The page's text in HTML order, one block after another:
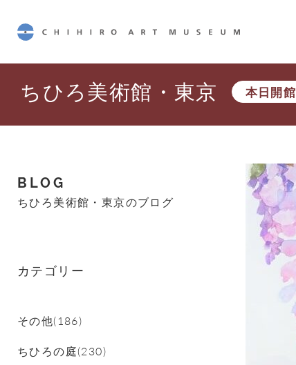
ちひろ美術館・東京 本日開館
BLOG
ちひろ美術館・東京のブログ
カテゴリー
その他(186)
ちひろの庭(230)